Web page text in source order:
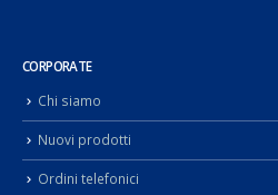
CORPORATE
Chi siamo
Nuovi prodotti
Ordini telefonici